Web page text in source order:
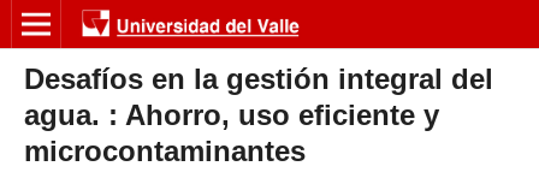
Desafíos en la gestión integral del
agua. : Ahorro, uso eficiente y
microcontaminantes